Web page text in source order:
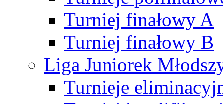
Turniej finałowy A
Turniej finałowy B
Liga Juniorek
Turnieje